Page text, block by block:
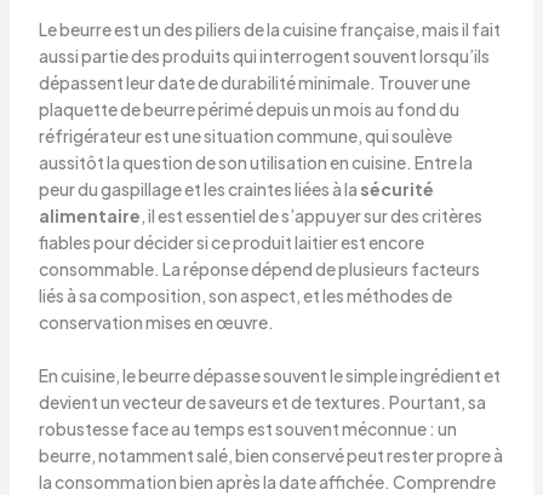
Le beurre est un des piliers de la cuisine française, mais il fait
aussi partie des produits qui interrogent souvent lorsqu’ils
dépassent leur date de durabilité minimale. Trouver une
plaquette de beurre périmé depuis un mois au fond du
réfrigérateur est une situation commune, qui soulève
aussitôt la question de son utilisation en cuisine. Entre la
peur du gaspillage et les craintes liées à la sécurité
alimentaire, il est essentiel de s’appuyer sur des critères
fiables pour décider si ce produit laitier est encore
consommable. La réponse dépend de plusieurs facteurs
liés à sa composition, son aspect, et les méthodes de
conservation mises en œuvre.
En cuisine, le beurre dépasse souvent le simple ingrédient et
devient un vecteur de saveurs et de textures. Pourtant, sa
robustesse face au temps est souvent méconnue : un
beurre, notamment salé, bien conservé peut rester propre à
la consommation bien après la date affichée. Comprendre